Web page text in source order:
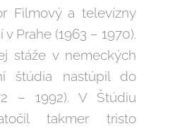
Filmový a televízny
Prahe (1963 – 1970).
stáže v nemeckých
štúdia nastúpil do
– 1992). V Štúdiu
takmer tristo